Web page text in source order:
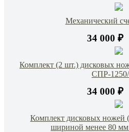
Механический
34 000 ₽
Комплект (2 шт.) дисковых
СПР-
34 000 ₽
Комплект дисковых ножей
шириной менее 80